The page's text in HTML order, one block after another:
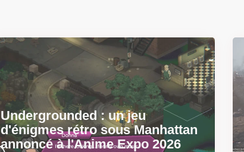
Undergrounded : un jeu
d'énigmes rétro sous Manhattan
annoncé à l'Anime Expo 2026